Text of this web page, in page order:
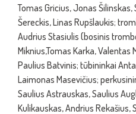
Tomas Gricius, Jonas
Šereckis, Linas Rupšlaukis;
Audrius Stasiulis (bosinis
Miknius,Tomas Karka, Valentas
Paulius Batvinis; tūbininkai
Laimonas Masevičius;
Saulius Astrauskas, Saulius
Kulikauskas, Andrius Rekašius,